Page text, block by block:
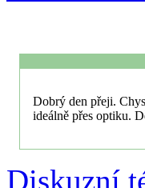
Dobrý den přeji.
ideálně přes optiku.
Diskuzní